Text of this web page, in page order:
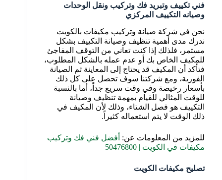
فني تكييف وتبريد فك وتركيب ونقل الوحدات
وصيانه التكييف المركزي
نحن في شركة صيانة وتركيب مكيفات بالكويت
ندرك مدى أهمية تنظيف وصيانة التكييف بشكل
مستمر، فلذلك إذا كنت تعاني من التوقف المفاجئ
للمكيف الخاص بك أو عدم عمله بالشكل المطلوب،
فتأكد أن المكيف قد يحتاج إلى المعاينة ثم الصيانة
الفورية، ومع شركتنا سوف تحصل على كل ذلك
بأسعار رخيصة وفي وقت سريع جداً، أما بالنسبة
للوقت المثالي للقيام بمهمة تنظيف وصيانة
التكييف هو فصل الشتاء، وذلك لأن المكيف في
ذلك الوقت لا يتم استعماله كثيراً.
للمزيد من المعلومات عن: أفضل فني فك وتركيب
مكيفات في الكويت | 50476800
تصليح مكيفات الكويت